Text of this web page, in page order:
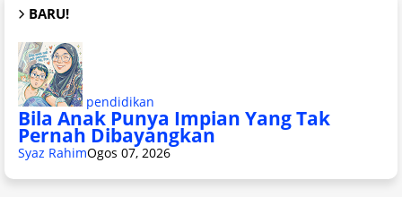
BARU!
pendidikan
Bila Anak Punya Impian Yang Tak
Pernah Dibayangkan
Syaz RahimOgos 07, 2026